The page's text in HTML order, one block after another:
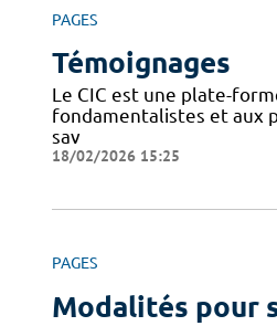
PAGES
Témoignages
Le CIC est une plate-
fondamentalistes et aux
sav
18/02/2026 15:25
PAGES
Modalités pour